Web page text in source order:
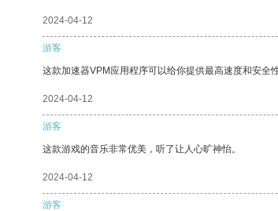
2024-04-12
游客
这款加速器VPM应用程序可以给你提供最高速度和安全
2024-04-12
游客
这款游戏的音乐非常优美，听了让人心旷神怡。
2024-04-12
游客